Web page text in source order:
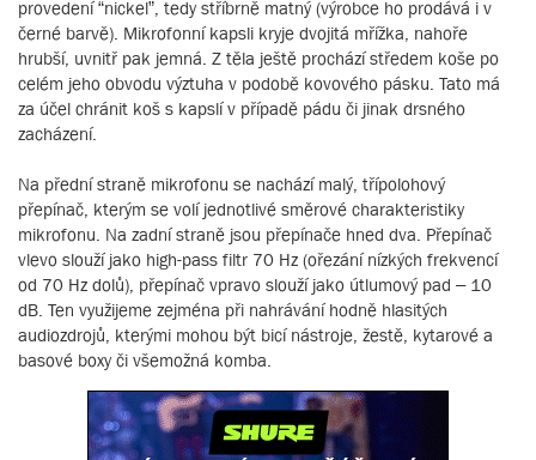
provedení “nickel”, tedy stříbrně matný (výrobce ho prodává i v
černé barvě). Mikrofonní kapsli kryje dvojitá mřížka, nahoře
hrubší, uvnitř pak jemná. Z těla ještě prochází středem koše po
celém jeho obvodu výztuha v podobě kovového pásku. Tato má
za účel chránit koš s kapslí v případě pádu či jinak drsného
zacházení.
Na přední straně mikrofonu se nachází malý, třípolohový
přepínač, kterým se volí jednotlivé směrové charakteristiky
mikrofonu. Na zadní straně jsou přepínače hned dva. Přepínač
vlevo slouží jako high-pass filtr 70 Hz (ořezání nízkých frekvencí
od 70 Hz dolů), přepínač vpravo slouží jako útlumový pad – 10
dB. Ten využijeme zejména při nahrávání hodně hlasitých
audiozdrojů, kterými mohou být bicí nástroje, žestě, kytarové a
basové boxy či všemožná komba.